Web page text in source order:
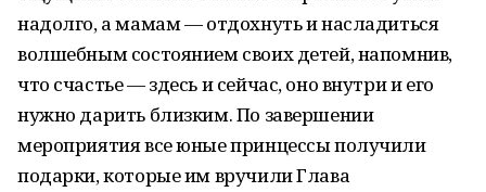
надолго, а мамам — отдохнуть и насладиться
волшебным состоянием своих детей, напомнив,
что счастье — здесь и сейчас, оно внутри и его
нужно дарить близким. По завершении
мероприятия все юные принцессы получили
подарки, которые им вручили Глава